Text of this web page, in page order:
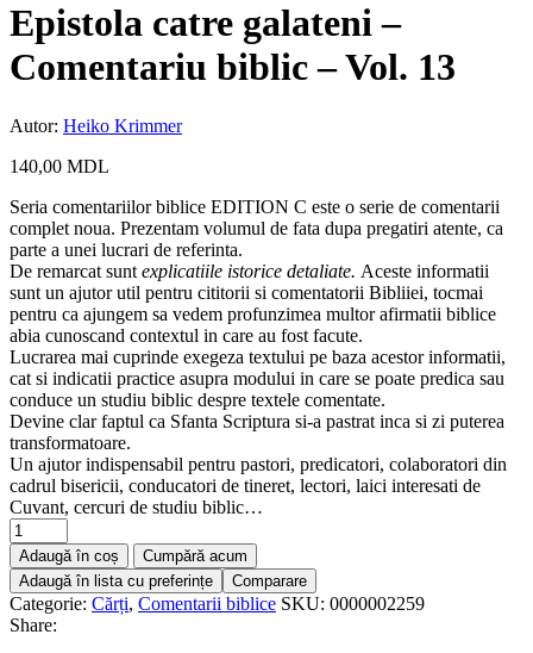
Epistola catre galateni –
Comentariu biblic – Vol. 13
Autor: Heiko Krimmer
140,00 MDL
Seria comentariilor biblice EDITION C este o serie de comentarii
complet noua. Prezentam volumul de fata dupa pregatiri atente, ca
parte a unei lucrari de referinta.
De remarcat sunt explicatiile istorice detaliate. Aceste informatii
sunt un ajutor util pentru cititorii si comentatorii Bibliiei, tocmai
pentru ca ajungem sa vedem profunzimea multor afirmatii biblice
abia cunoscand contextul in care au fost facute.
Lucrarea mai cuprinde exegeza textului pe baza acestor informatii,
cat si indicatii practice asupra modului in care se poate predica sau
conduce un studiu biblic despre textele comentate.
Devine clar faptul ca Sfanta Scriptura si-a pastrat inca si zi puterea
transformatoare.
Un ajutor indispensabil pentru pastori, predicatori, colaboratori din
cadrul bisericii, conducatori de tineret, lectori, laici interesati de
Cuvant, cercuri de studiu biblic…
Adaugă în coș
Cumpără acum
Adaugă în lista cu preferințe
Comparare
Categorie: Cărți, Comentarii biblice SKU: 0000002259
Share: